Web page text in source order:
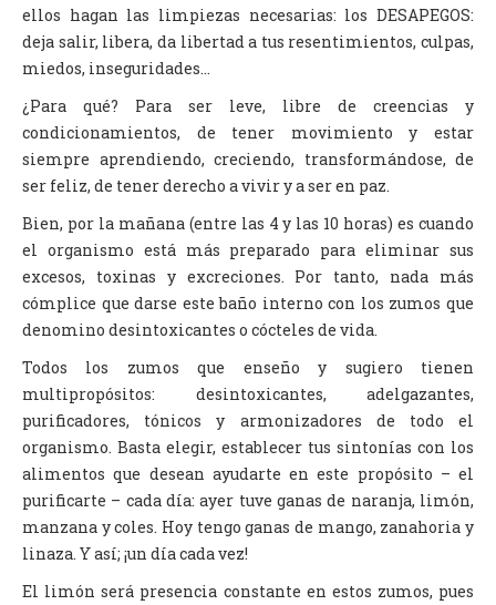
ellos hagan las limpiezas necesarias: los DESAPEGOS:
deja salir, libera, da libertad a tus resentimientos, culpas,
miedos, inseguridades…
¿Para qué? Para ser leve, libre de creencias y
condicionamientos, de tener movimiento y estar
siempre aprendiendo, creciendo, transformándose, de
ser feliz, de tener derecho a vivir y a ser en paz.
Bien, por la mañana (entre las 4 y las 10 horas) es cuando
el organismo está más preparado para eliminar sus
excesos, toxinas y excreciones. Por tanto, nada más
cómplice que darse este baño interno con los zumos que
denomino desintoxicantes o cócteles de vida.
Todos los zumos que enseño y sugiero tienen
multipropósitos: desintoxicantes, adelgazantes,
purificadores, tónicos y armonizadores de todo el
organismo. Basta elegir, establecer tus sintonías con los
alimentos que desean ayudarte en este propósito – el
purificarte – cada día: ayer tuve ganas de naranja, limón,
manzana y coles. Hoy tengo ganas de mango, zanahoria y
linaza. Y así; ¡un día cada vez!
El limón será presencia constante en estos zumos, pues